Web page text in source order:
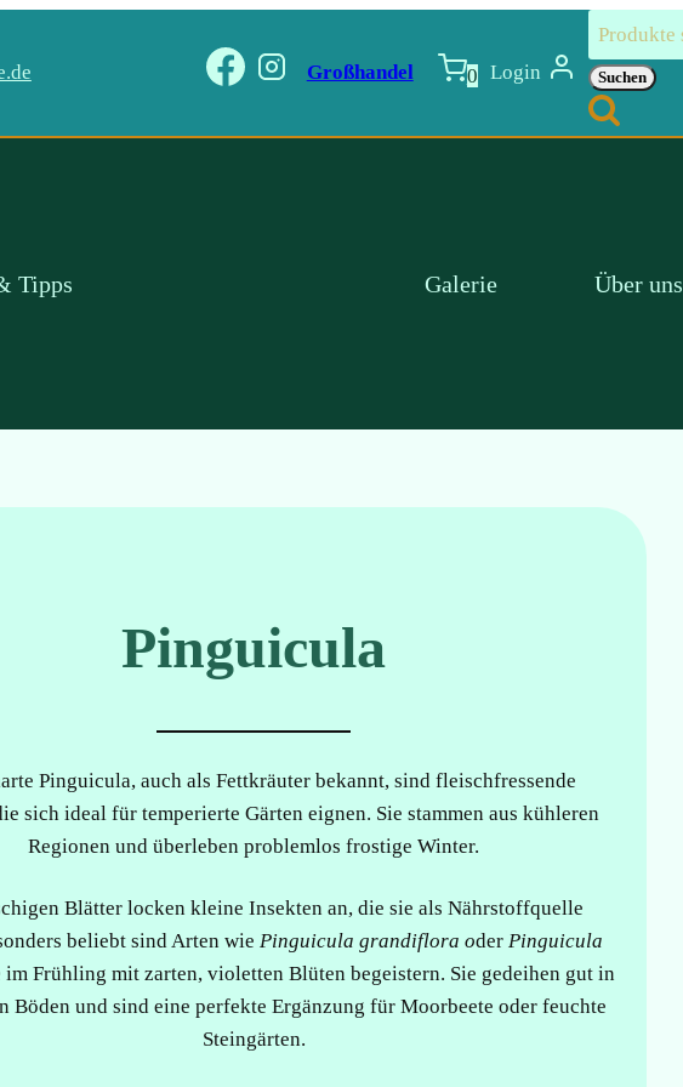
Großhandel 0 Login
Suchen
nach:
Suchen
Tipps Galerie Über uns
Pinguicula
Pinguicula, auch als Fettkräuter bekannt, sind fleischfressende
sich ideal für temperierte Gärten eignen. Sie stammen aus kühleren
Regionen und überleben problemlos frostige Winter.
Blätter locken kleine Insekten an, die sie als Nährstoffquelle
beliebt sind Arten wie Pinguicula grandiflora oder Pinguicula
im Frühling mit zarten, violetten Blüten begeistern. Sie gedeihen gut in
Böden und sind eine perfekte Ergänzung für Moorbeete oder feuchte
Steingärten.